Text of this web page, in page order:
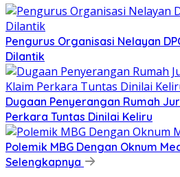
Pengurus Organisasi Nelayan
Dilantik
Dugaan Penyerangan Rumah
Perkara Tuntas Dinilai Keliru
Polemik MBG Dengan Oknum
Selengkapnya